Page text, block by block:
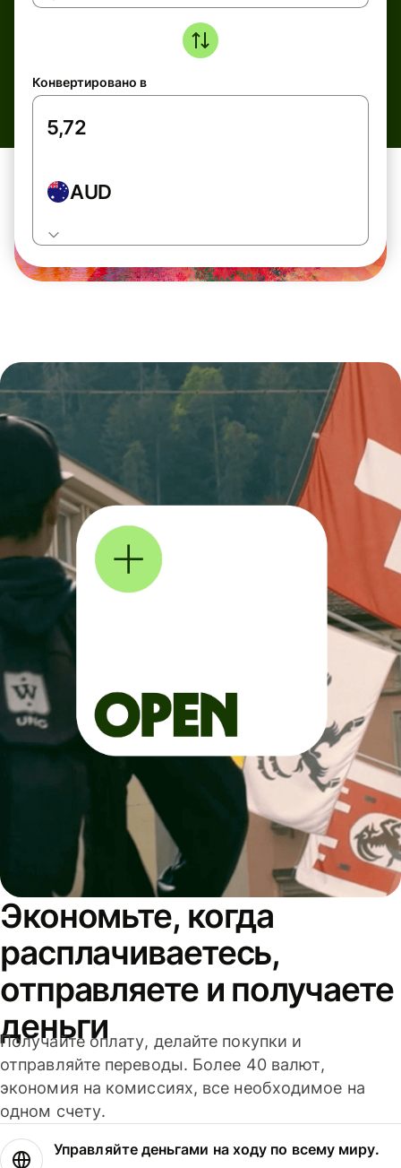
Конвертировано в
AUD
Экономьте, когда
расплачиваетесь,
отправляете и получаете
деньги
Получайте оплату, делайте покупки и
отправляйте переводы. Более 40 валют,
экономия на комиссиях, все необходимое на
одном счету.
Управляйте деньгами на ходу по всему миру.